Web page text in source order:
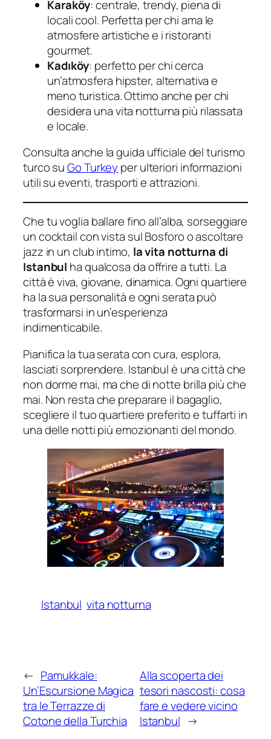
Karaköy: centrale, trendy, piena di
locali cool. Perfetta per chi ama le
atmosfere artistiche e i ristoranti
gourmet.
Kadıköy: perfetto per chi cerca
un’atmosfera hipster, alternativa e
meno turistica. Ottimo anche per chi
desidera una vita notturna più rilassata
e locale.
Consulta anche la guida ufficiale del turismo
turco suGo Turkey per ulteriori informazioni
utili su eventi, trasporti e attrazioni.
Che tu voglia ballare fino all’alba, sorseggiare
un cocktail con vista sul Bosforo o ascoltare
jazz in un club intimo, la vita notturna di
Istanbul ha qualcosa da offrire a tutti. La
città è viva, giovane, dinamica. Ogni quartiere
ha la sua personalità e ogni serata può
trasformarsi in un’esperienza
indimenticabile.
Pianifica la tua serata con cura, esplora,
lasciati sorprendere. Istanbul è una città che
non dorme mai, ma che di notte brilla più che
mai. Non resta che preparare il bagaglio,
scegliere il tuo quartiere preferito e tuffarti in
una delle notti più emozionanti del mondo.
Istanbul vita notturna
← Pamukkale:
Un’Escursione Magica
tra le Terrazze di
Cotone della Turchia
Alla scoperta dei
tesori nascosti: cosa
fare e vedere vicino
Istanbul →